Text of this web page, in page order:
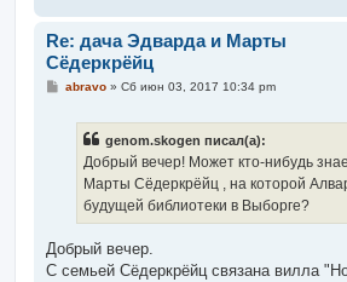
е
Re: дача Эдварда и Марты
Сёдеркрёйц
Сabravo» Сб июн 03, 2017 10:34 pm
genom.skogen писал(а):
Добрый вечер! Может кто-нибудь
Марты Сёдеркрёйц , на которой
будущей библиотеки в Выборге?
Добрый вечер.
С семьей Сёдеркрёйц связана вилла